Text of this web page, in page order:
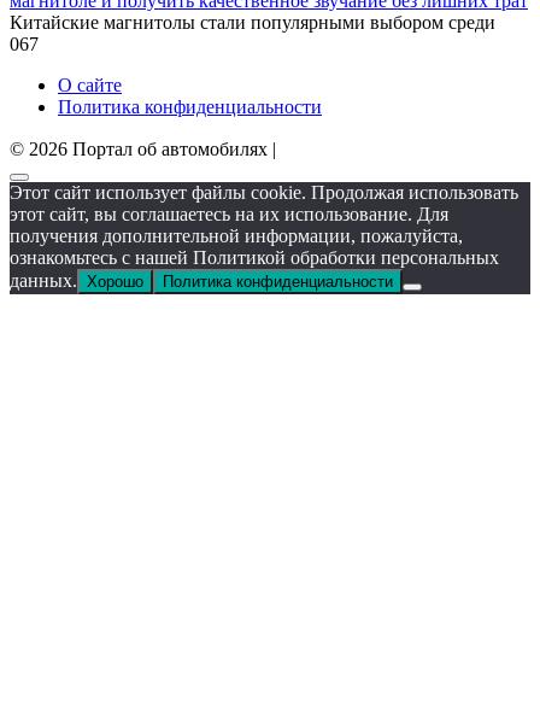
Китайские магнитолы стали популярными выбором среди
067
О сайте
Политика конфиденциальности
© 2026 Портал об автомобилях |
Этот сайт использует файлы cookie. Продолжая использовать
этот сайт, вы соглашаетесь на их использование. Для
получения дополнительной информации, пожалуйста,
ознакомьтесь с нашей Политикой обработки персональных
данных. Хорошо Политика конфиденциальности